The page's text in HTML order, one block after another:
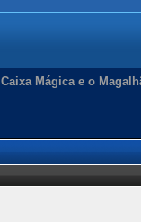
Caixa Mágica e o